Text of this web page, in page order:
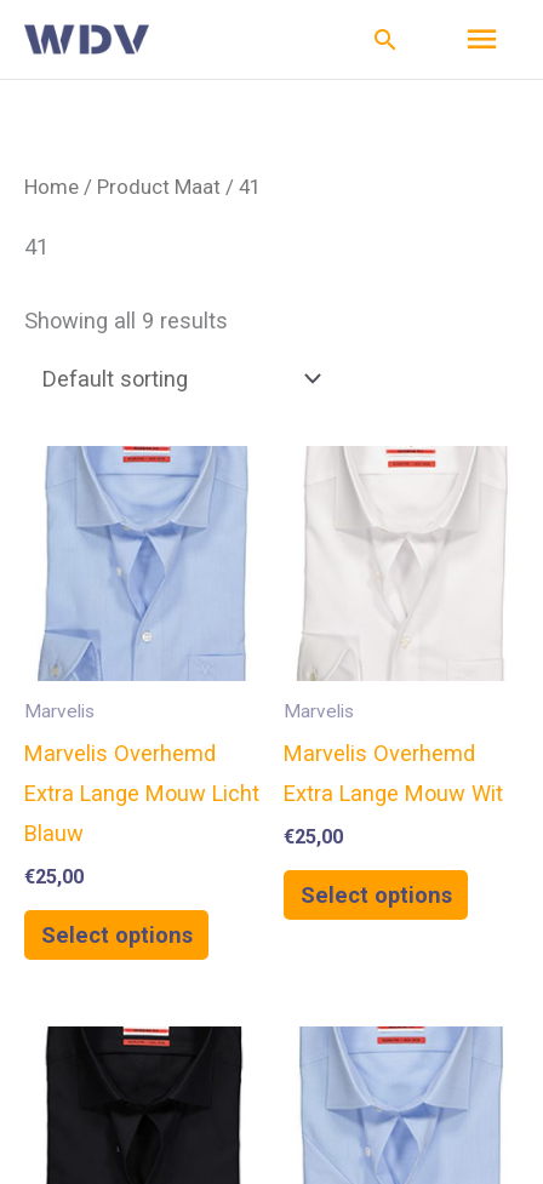
Ga
naar
Zoeken
Home / Product Maat / 41
41
Showing all 9 results
Marvelis
Marvelis Overhemd
Extra Lange Mouw Licht
Blauw
€25,00
Select options
Marvelis
Marvelis Overhemd
Extra Lange Mouw Wit
€25,00
Select options